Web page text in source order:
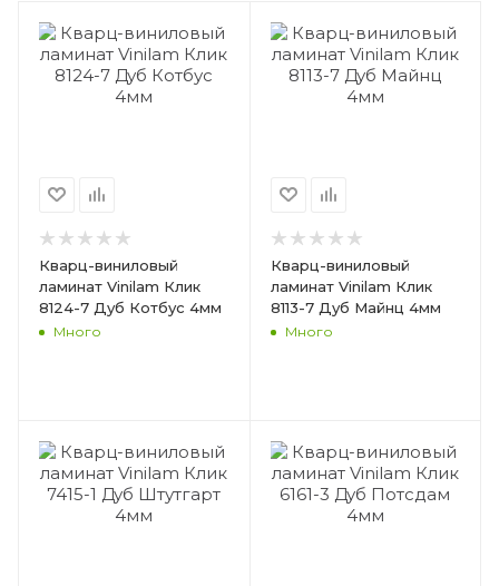
Кварц-виниловый
ламинат Vinilam Клик
8124-7 Дуб Котбус 4мм
Много
Кварц-виниловый
ламинат Vinilam Клик
8113-7 Дуб Майнц 4мм
Много